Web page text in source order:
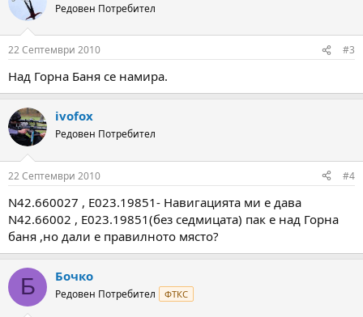
Редовен Потребител
22 Септември 2010 #3
Над Горна Баня се намира.
ivofox
Редовен Потребител
22 Септември 2010 #4
N42.660027 , Е023.19851- Навигацията ми е дава
N42.66002 , Е023.19851(без седмицата) пак е над Горна
баня ,но дали е правилното място?
Б Бочко
Редовен Потребител ФТКС